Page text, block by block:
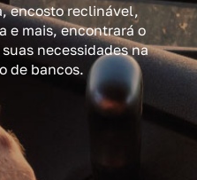
encosto reclinável,
e mais, encontrará o
necessidades na
de bancos.